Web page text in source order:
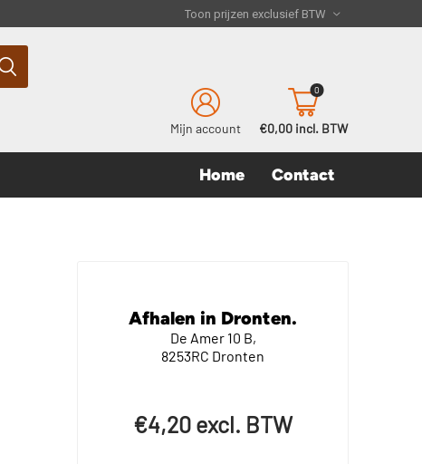
Mijn account
0
€0,00 incl. BTW
Home Contact
Afhalen in Dronten.
De Amer 10 B,
8253RC Dronten
€4,20 excl. BTW